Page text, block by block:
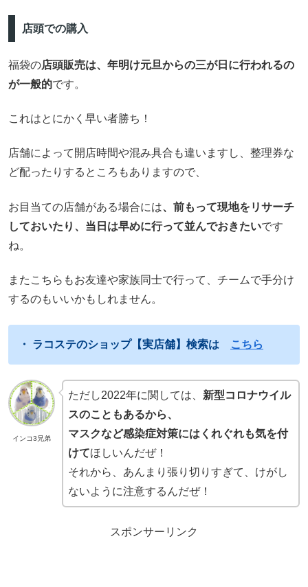
店頭での購入
福袋の店頭販売は、年明け元旦からの三が日に行われるの
が一般的です。
これはとにかく早い者勝ち！
店舗によって開店時間や混み具合も違いますし、整理券な
ど配ったりするところもありますので、
お目当ての店舗がある場合には、前もって現地をリサーチ
しておいたり、当日は早めに行って並んでおきたいです
ね。
またこちらもお友達や家族同士で行って、チームで手分け
するのもいいかもしれません。
・ ラコステのショップ【実店舗】検索は こちら
インコ3兄弟
ただし2022年に関しては、 新型コロナウイル
スのこともあるから、
マスクなど感染症対策にはくれぐれも気を付
けてほしいんだぜ！
それから、あんまり張り切りすぎて、けがし
ないように注意するんだぜ！
スポンサーリンク